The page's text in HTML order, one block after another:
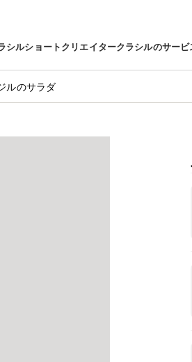
シルショートクリエイタークラシルのサービ
ルのサラダ